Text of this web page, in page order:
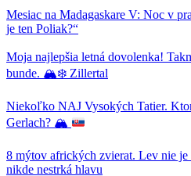
Mesiac na Madagaskare V: Noc v
je ten Poliak?“
Moja najlepšia letná dovolenka!
bunde. 🏔❄ Zillertal
Niekoľko NAJ Vysokých Tatier.
Gerlach? 🏔
8 mýtov afrických zvierat. Lev nie je
nikde nestrká hlavu